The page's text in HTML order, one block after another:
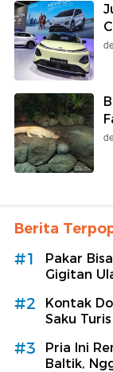
Berita
#1
Pakar
Gigitan
#2
Kontak
Saku
#3
Pria Ini
Baltik,